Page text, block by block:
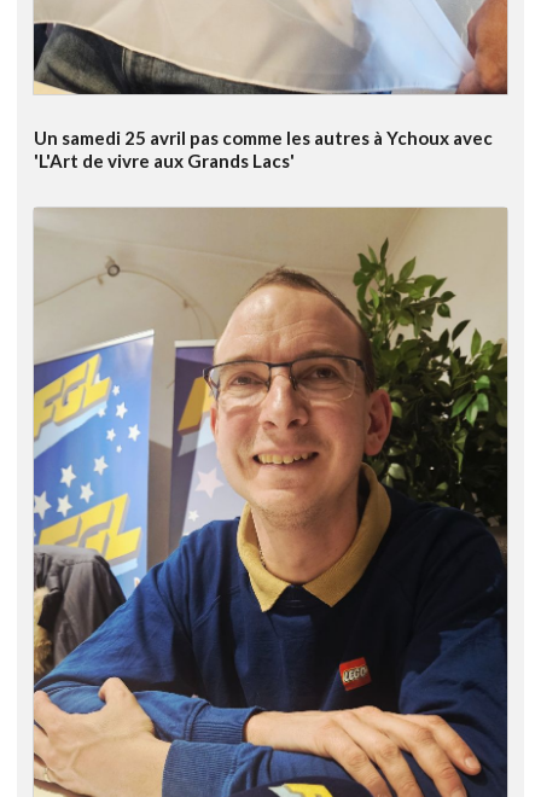
Un samedi 25 avril pas comme les autres à Ychoux avec
'L'Art de vivre aux Grands Lacs'